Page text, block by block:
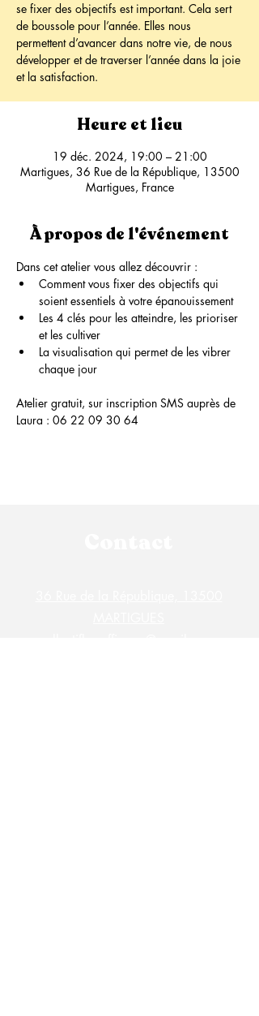
se fixer des objectifs est important. Cela sert
de boussole pour l’année. Elles nous
permettent d’avancer dans notre vie, de nous
développer et de traverser l’année dans la joie
et la satisfaction.
Heure et lieu
19 déc. 2024, 19:00 – 21:00
Martigues, 36 Rue de la République, 13500
Martigues, France
À propos de l'événement
Dans cet atelier vous allez découvrir :
Comment vous fixer des objectifs qui
soient essentiels à votre épanouissement
Les 4 clés pour les atteindre, les prioriser
et les cultiver
La visualisation qui permet de les vibrer
chaque jour
Atelier gratuit, sur inscription SMS auprès de
Laura : 06 22 09 30 64